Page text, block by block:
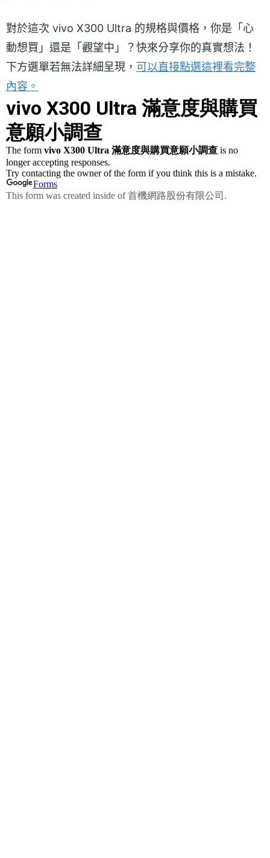
對於這次 vivo X300 Ultra 的規格與價格，你是「心
動想買」還是「觀望中」？快來分享你的真實想法！
下方選單若無法詳細呈現， 可以直接點選這裡看完整
內容。